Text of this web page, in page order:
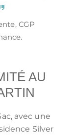
CGP
AU
avec une
Silver